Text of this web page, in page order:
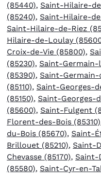
(85440), Saint-Hilaire-
(85240), Saint-Hilaire-
Saint-Hilaire-de-Riez
Hilaire-de-Loulay
Croix-de-Vie (85800),
(85230), Saint-Germain-
(85390), Saint-
(85110), Saint-Georges-
(85150), Saint-Georges-
(85600), Saint-Fulgent
Florent-des-Bois (85310)
du-Bois (85670), Saint-
Brillouet (85210), Saint-
Chevasse (85170), Saint-
(85580), Saint-Cyr-en-